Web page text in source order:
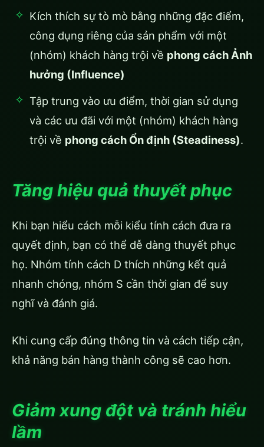
Kích thích sự tò mò bằng những đặc điểm,
công dụng riêng của sản phẩm với một
(nhóm) khách hàng trội về phong cách Ảnh
hưởng (Influence)
Tập trung vào ưu điểm, thời gian sử dụng
và các ưu đãi với một (nhóm) khách hàng
trội về phong cách Ổn định (Steadiness).
Tăng hiệu quả thuyết phục
Khi bạn hiểu cách mỗi kiểu tính cách đưa ra
quyết định, bạn có thể dễ dàng thuyết phục
họ. Nhóm tính cách D thích những kết quả
nhanh chóng, nhóm S cần thời gian để suy
nghĩ và đánh giá.
Khi cung cấp đúng thông tin và cách tiếp cận,
khả năng bán hàng thành công sẽ cao hơn.
Giảm xung đột và tránh hiểu
lầm